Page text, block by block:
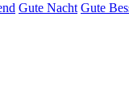
Gute Nacht Gute